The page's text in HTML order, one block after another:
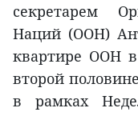
секретарем
Наций (ООН)
квартире ООН
второй
в рамках